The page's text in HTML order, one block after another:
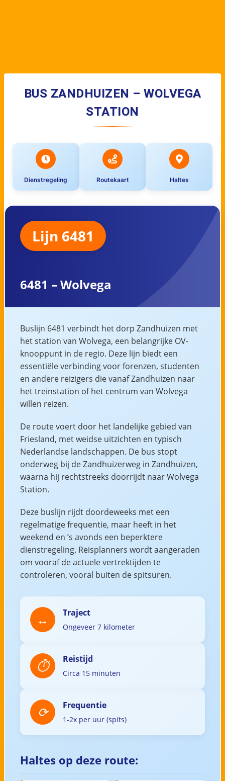
BUS ZANDHUIZEN – WOLVEGA
STATION
Dienstregeling Routekaart Haltes
Lijn 6481
6481 – Wolvega
Buslijn 6481 verbindt het dorp Zandhuizen met
het station van Wolvega, een belangrijke OV-
knooppunt in de regio. Deze lijn biedt een
essentiële verbinding voor forenzen, studenten
en andere reizigers die vanaf Zandhuizen naar
het treinstation of het centrum van Wolvega
willen reizen.
De route voert door het landelijke gebied van
Friesland, met weidse uitzichten en typisch
Nederlandse landschappen. De bus stopt
onderweg bij de Zandhuizerweg in Zandhuizen,
waarna hij rechtstreeks doorrijdt naar Wolvega
Station.
Deze buslijn rijdt doordeweeks met een
regelmatige frequentie, maar heeft in het
weekend en ’s avonds een beperktere
dienstregeling. Reisplanners wordt aangeraden
om vooraf de actuele vertrektijden te
controleren, vooral buiten de spitsuren.
Traject
Ongeveer 7 kilometer
Reistijd
Circa 15 minuten
Frequentie
1-2x per uur (spits)
Haltes op deze route: